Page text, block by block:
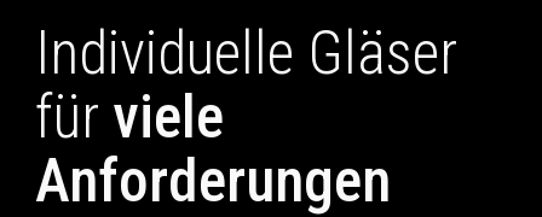
Individuelle Gläser
für viele
Anforderungen